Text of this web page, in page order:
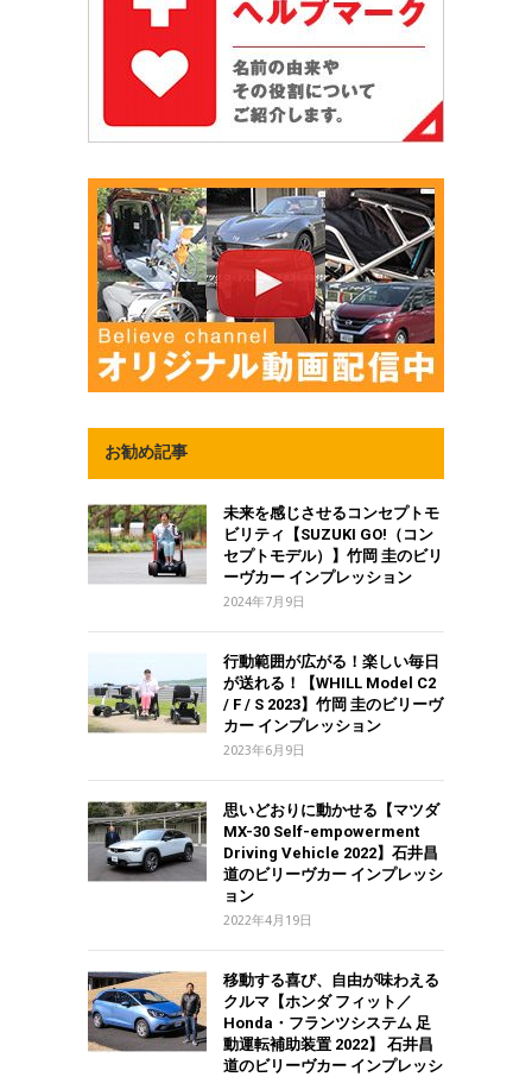
お勧め記事
未来を感じさせるコンセプトモ
ビリティ【SUZUKI GO!（コン
セプトモデル）】竹岡 圭のビリ
ーヴカー インプレッション
2024年7月9日
行動範囲が広がる！楽しい毎日
が送れる！【WHILL Model C2
/ F / S 2023】竹岡 圭のビリーヴ
カー インプレッション
2023年6月9日
思いどおりに動かせる【マツダ
MX-30 Self-empowerment
Driving Vehicle 2022】石井昌
道のビリーヴカー インプレッシ
ョン
2022年4月19日
移動する喜び、自由が味わえる
クルマ【ホンダ フィット／
Honda・フランツシステム 足
動運転補助装置 2022】 石井昌
道のビリーヴカー インプレッシ